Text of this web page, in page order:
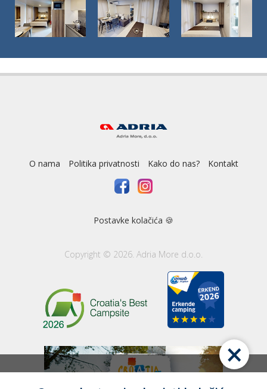
O nama Politika privatnosti Kako do nas? Kontakt
Postavke kolačića 🍪
Copyright © 2026. Adria More d.o.o.
×